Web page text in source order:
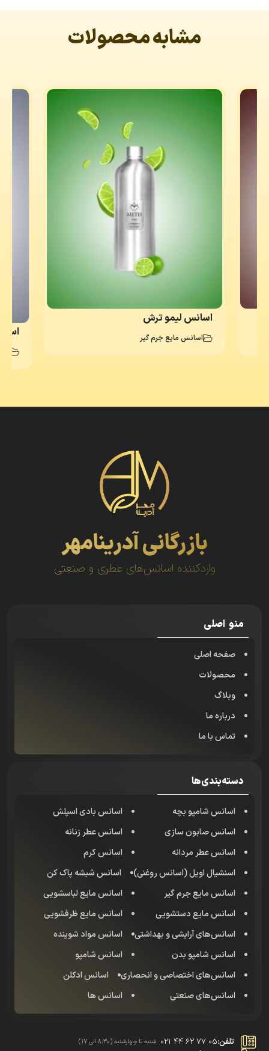
مشابه محصولات
اسانس لیمو ترش
اسانس مایع جرم گیر
بازرگانی آدرینامهر
واردکننده اسانس‌های عطری و صنعتی
منو اصلی
صفحه اصلی
محصولات
وبلاگ
درباره ما
تماس با ما
دسته‌بندی‌ها
اسانس شامپو بچه
اسانس بادی اسپلش
اسانس صابون سازی
اسانس عطر زنانه
اسانس عطر مردانه
اسانس کرم
اسنشیال اویل (اسانس روغنی)
اسانس شیشه پاک کن
اسانس مایع جرم گیر
اسانس مایع لباسشویی
اسانس مایع دستشویی
اسانس مایع ظرفشویی
اسانس‌های آرایشی و بهداشتی
اسانس مواد شوینده
اسانس شامپو بدن
اسانس شامپو
اسانس‌های اختصاصی و انحصاری
اسانس‌ ادکلن
اسانس‌های صنعتی
اسانس ها
تلفن:021 44 62 77 05 شنبه تا چهارشنبه (8:30 الی 17)